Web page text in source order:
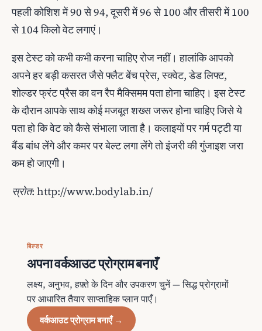
पहली कोशिश में 90 से 94, दूसरी में 96 से 100 और तीसरी में 100
से 104 किलो वेट लगाएं।
इस टेस्ट को कभी कभी करना चाहिए रोज नहीं। हालांकि आपको
अपने हर बड़ी कसरत जैसे फ्लैट बेंच प्रेस, स्क्वेट, डेड लिफ्ट,
शोल्डर फ्रंट प्रैस का वन रैप मैक्सिमम पता होना चाहिए। इस टेस्‍ट
के दौरान आपके साथ कोई मजबूत शख्‍स जरूर होना चाहिए जिसे ये
पता हो कि वेट को कैसे संभाला जाता है। कलाइयों पर गर्म पट्टी या
बैंड बांध लेंगे और कमर पर बेल्‍ट लगा लेंगे तो इंजरी की गुंजाइश जरा
कम हो जाएगी।
स्रोत: http://www.bodylab.in/
बिल्डर
अपना वर्कआउट प्रोग्राम बनाएँ
लक्ष्य, अनुभव, हफ़्ते के दिन और उपकरण चुनें — सिद्ध प्रोग्रामों
पर आधारित तैयार साप्ताहिक प्लान पाएँ।
वर्कआउट प्रोग्राम बनाएँ →